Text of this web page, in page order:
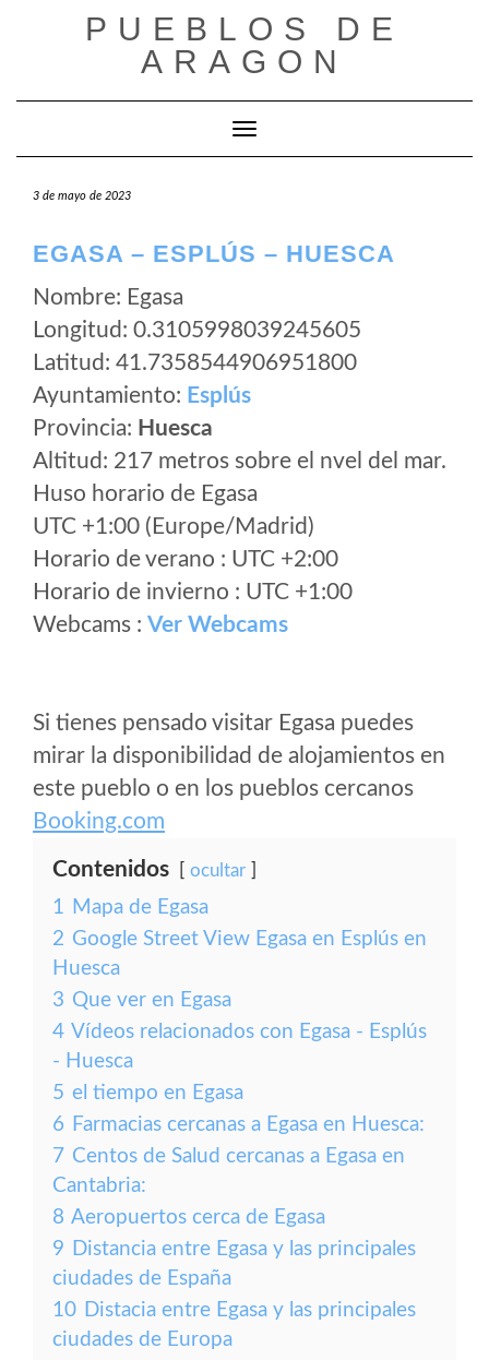
PUEBLOS DE
ARAGON
Cambiar modo de navegación
3 de mayo de 2023
EGASA – ESPLÚS – HUESCA
Nombre: Egasa
Longitud: 0.3105998039245605
Latitud: 41.7358544906951800
Ayuntamiento: Esplús
Provincia: Huesca
Altitud: 217 metros sobre el nvel del mar.
Huso horario de Egasa
UTC +1:00 (Europe/Madrid)
Horario de verano : UTC +2:00
Horario de invierno : UTC +1:00
Webcams : Ver Webcams
Si tienes pensado visitar Egasa puedes
mirar la disponibilidad de alojamientos en
este pueblo o en los pueblos cercanos
Booking.com
Contenidos ocultar
1 Mapa de Egasa
2 Google Street View Egasa en Esplús en
Huesca
3 Que ver en Egasa
4 Vídeos relacionados con Egasa - Esplús
- Huesca
5 el tiempo en Egasa
6 Farmacias cercanas a Egasa en Huesca:
7 Centos de Salud cercanas a Egasa en
Cantabria:
8 Aeropuertos cerca de Egasa
9 Distancia entre Egasa y las principales
ciudades de España
10 Distacia entre Egasa y las principales
ciudades de Europa